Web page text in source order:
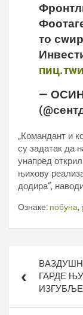
то
—
„Командант и
су задатак да
унапред
њихову
додира“,
Ознаке: побуна,
чланкаГАРДЕ